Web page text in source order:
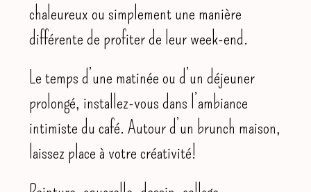
chaleureux ou simplement une manière
différente de profiter de leur week-end.
Le temps d’une matinée ou d’un déjeuner
prolongé, installez-vous dans l’ambiance
intimiste du café. Autour d’un brunch maison,
laissez place à votre créativité!